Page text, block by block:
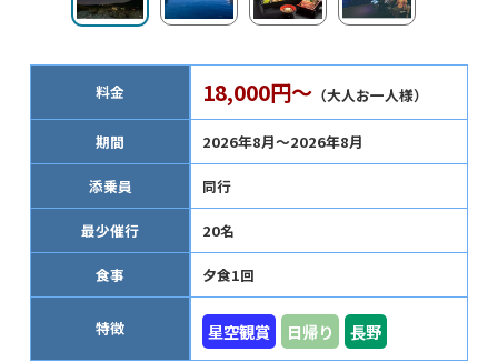
料金 18,000円～ （大人お一人様）
期間 2026年8月～2026年8月
添乗員 同行
最少催行 20名
食事 夕食1回
特徴 星空観賞 日帰り 長野